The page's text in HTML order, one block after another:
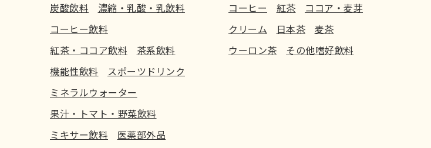
炭酸飲料
濃縮・乳酸・乳飲料
コーヒー飲料
紅茶・ココア飲料
茶系飲料
機能性飲料
スポーツドリンク
ミネラルウォーター
果汁・トマト・野菜飲料
ミキサー飲料
医薬部外品
コーヒー 紅茶
ココア・麦芽
クリーム
日本茶
麦茶
ウーロン茶
その他嗜好飲料